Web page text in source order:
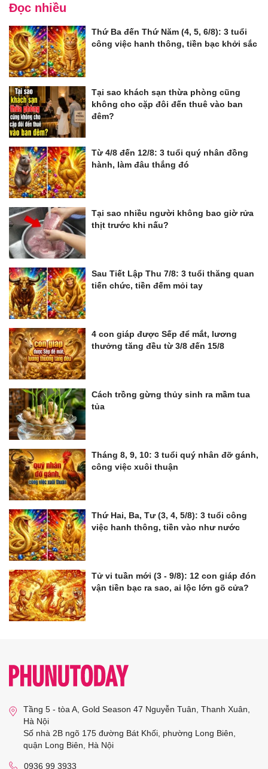
Đọc nhiều
Thứ Ba đến Thứ Năm (4, 5, 6/8): 3 tuổi
công việc hanh thông, tiền bạc khởi sắc
Tại sao khách sạn thừa phòng cũng
không cho cặp đôi đến thuê vào ban
đêm?
Từ 4/8 đến 12/8: 3 tuổi quý nhân đồng
hành, làm đâu thắng đó
Tại sao nhiều người không bao giờ rửa
thịt trước khi nấu?
Sau Tiết Lập Thu 7/8: 3 tuổi thăng quan
tiến chức, tiền đếm mỏi tay
4 con giáp được Sếp để mắt, lương
thưởng tăng đều từ 3/8 đến 15/8
Cách trồng gừng thủy sinh ra mầm tua
tủa
Tháng 8, 9, 10: 3 tuổi quý nhân đỡ gánh,
công việc xuôi thuận
Thứ Hai, Ba, Tư (3, 4, 5/8): 3 tuổi công
việc hanh thông, tiền vào như nước
Tử vi tuần mới (3 - 9/8): 12 con giáp đón
vận tiền bạc ra sao, ai lộc lớn gõ cửa?
Tầng 5 - tòa A, Gold Season 47 Nguyễn Tuân, Thanh Xuân,
Hà Nội
Số nhà 2B ngõ 175 đường Bát Khối, phường Long Biên,
quận Long Biên, Hà Nội
0936 99 3933